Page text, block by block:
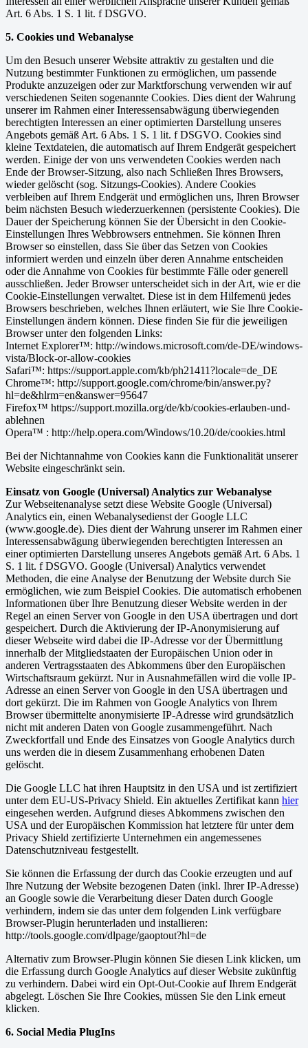
Art. 6 Abs. 1 S. 1 lit. f DSGVO.
5. Cookies und Webanalyse
Um den Besuch unserer Website attraktiv zu gestalten und die
Nutzung bestimmter Funktionen zu ermöglichen, um passende
Produkte anzuzeigen oder zur Marktforschung verwenden wir auf
verschiedenen Seiten sogenannte Cookies. Dies dient der Wahrung
unserer im Rahmen einer Interessensabwägung überwiegenden
berechtigten Interessen an einer optimierten Darstellung unseres
Angebots gemäß Art. 6 Abs. 1 S. 1 lit. f DSGVO. Cookies sind
kleine Textdateien, die automatisch auf Ihrem Endgerät gespeichert
werden. Einige der von uns verwendeten Cookies werden nach
Ende der Browser-Sitzung, also nach Schließen Ihres Browsers,
wieder gelöscht (sog. Sitzungs-Cookies). Andere Cookies
verbleiben auf Ihrem Endgerät und ermöglichen uns, Ihren Browser
beim nächsten Besuch wiederzuerkennen (persistente Cookies). Die
Dauer der Speicherung können Sie der Übersicht in den Cookie-
Einstellungen Ihres Webbrowsers entnehmen. Sie können Ihren
Browser so einstellen, dass Sie über das Setzen von Cookies
informiert werden und einzeln über deren Annahme entscheiden
oder die Annahme von Cookies für bestimmte Fälle oder generell
ausschließen. Jeder Browser unterscheidet sich in der Art, wie er die
Cookie-Einstellungen verwaltet. Diese ist in dem Hilfemenü jedes
Browsers beschrieben, welches Ihnen erläutert, wie Sie Ihre Cookie-
Einstellungen ändern können. Diese finden Sie für die jeweiligen
Browser unter den folgenden Links:
Internet Explorer™: http://windows.microsoft.com/de-DE/windows-
vista/Block-or-allow-cookies
Safari™: https://support.apple.com/kb/ph21411?locale=de_DE
Chrome™: http://support.google.com/chrome/bin/answer.py?
hl=de&hlrm=en&answer=95647
Firefox™ https://support.mozilla.org/de/kb/cookies-erlauben-und-
ablehnen
Opera™ : http://help.opera.com/Windows/10.20/de/cookies.html
Bei der Nichtannahme von Cookies kann die Funktionalität unserer
Website eingeschränkt sein.
Einsatz von Google (Universal) Analytics zur Webanalyse
Zur Webseitenanalyse setzt diese Website Google (Universal)
Analytics ein, einen Webanalysedienst der Google LLC
(www.google.de). Dies dient der Wahrung unserer im Rahmen einer
Interessensabwägung überwiegenden berechtigten Interessen an
einer optimierten Darstellung unseres Angebots gemäß Art. 6 Abs. 1
S. 1 lit. f DSGVO. Google (Universal) Analytics verwendet
Methoden, die eine Analyse der Benutzung der Website durch Sie
ermöglichen, wie zum Beispiel Cookies. Die automatisch erhobenen
Informationen über Ihre Benutzung dieser Website werden in der
Regel an einen Server von Google in den USA übertragen und dort
gespeichert. Durch die Aktivierung der IP-Anonymisierung auf
dieser Webseite wird dabei die IP-Adresse vor der Übermittlung
innerhalb der Mitgliedstaaten der Europäischen Union oder in
anderen Vertragsstaaten des Abkommens über den Europäischen
Wirtschaftsraum gekürzt. Nur in Ausnahmefällen wird die volle IP-
Adresse an einen Server von Google in den USA übertragen und
dort gekürzt. Die im Rahmen von Google Analytics von Ihrem
Browser übermittelte anonymisierte IP-Adresse wird grundsätzlich
nicht mit anderen Daten von Google zusammengeführt. Nach
Zweckfortfall und Ende des Einsatzes von Google Analytics durch
uns werden die in diesem Zusammenhang erhobenen Daten
gelöscht.
Die Google LLC hat ihren Hauptsitz in den USA und ist zertifiziert
unter dem EU-US-Privacy Shield. Ein aktuelles Zertifikat kann hier
eingesehen werden. Aufgrund dieses Abkommens zwischen den
USA und der Europäischen Kommission hat letztere für unter dem
Privacy Shield zertifizierte Unternehmen ein angemessenes
Datenschutzniveau festgestellt.
Sie können die Erfassung der durch das Cookie erzeugten und auf
Ihre Nutzung der Website bezogenen Daten (inkl. Ihrer IP-Adresse)
an Google sowie die Verarbeitung dieser Daten durch Google
verhindern, indem sie das unter dem folgenden Link verfügbare
Browser-Plugin herunterladen und installieren:
http://tools.google.com/dlpage/gaoptout?hl=de
Alternativ zum Browser-Plugin können Sie diesen Link klicken, um
die Erfassung durch Google Analytics auf dieser Website zukünftig
zu verhindern. Dabei wird ein Opt-Out-Cookie auf Ihrem Endgerät
abgelegt. Löschen Sie Ihre Cookies, müssen Sie den Link erneut
klicken.
6. Social Media PlugIns